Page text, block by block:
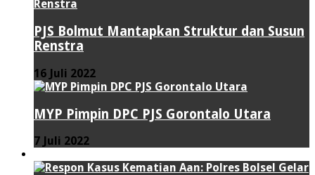
PJS Bolmut Mantapkan Struktur dan Susun
Renstra
16 Juli 2022
MYP Pimpin DPC PJS Gorontalo Utara
7 Juli 2022